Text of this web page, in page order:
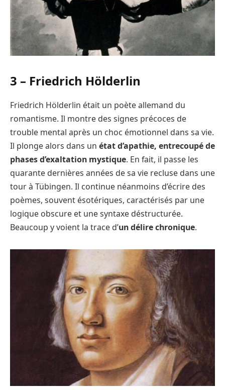
3 – Friedrich Hölderlin
Friedrich Hölderlin était un poète allemand du
romantisme. Il montre des signes précoces de
trouble mental après un choc émotionnel dans sa vie.
Il plonge alors dans un état d’apathie, entrecoupé de
phases d’exaltation mystique. En fait, il passe les
quarante dernières années de sa vie recluse dans une
tour à Tübingen. Il continue néanmoins d’écrire des
poèmes, souvent ésotériques, caractérisés par une
logique obscure et une syntaxe déstructurée.
Beaucoup y voient la trace d’un délire chronique.